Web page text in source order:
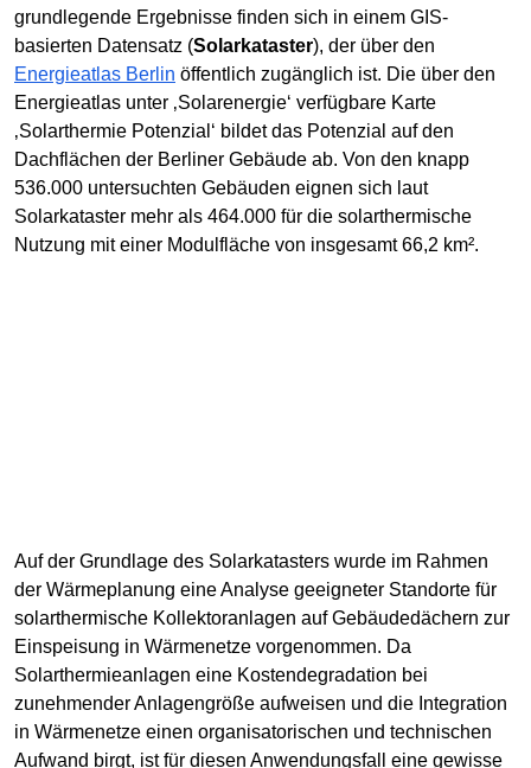
grundlegende Ergebnisse finden sich in einem GIS-
basierten Datensatz (Solarkataster), der über den
Energieatlas Berlin öffentlich zugänglich ist. Die über den
Energieatlas unter ‚Solarenergie‘ verfügbare Karte
‚Solarthermie Potenzial‘ bildet das Potenzial auf den
Dachflächen der Berliner Gebäude ab. Von den knapp
536.000 untersuchten Gebäuden eignen sich laut
Solarkataster mehr als 464.000 für die solarthermische
Nutzung mit einer Modulfläche von insgesamt 66,2 km².
Auf der Grundlage des Solarkatasters wurde im Rahmen
der Wärmeplanung eine Analyse geeigneter Standorte für
solarthermische Kollektoranlagen auf Gebäudedächern zur
Einspeisung in Wärmenetze vorgenommen. Da
Solarthermieanlagen eine Kostendegradation bei
zunehmender Anlagengröße aufweisen und die Integration
in Wärmenetze einen organisatorischen und technischen
Aufwand birgt, ist für diesen Anwendungsfall eine gewisse